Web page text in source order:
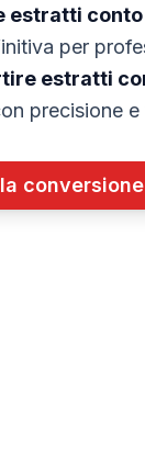
estratti conto
per
estratti
precisione e